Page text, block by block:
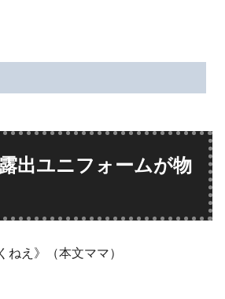
出ユニフォームが物
え》（本文ママ）